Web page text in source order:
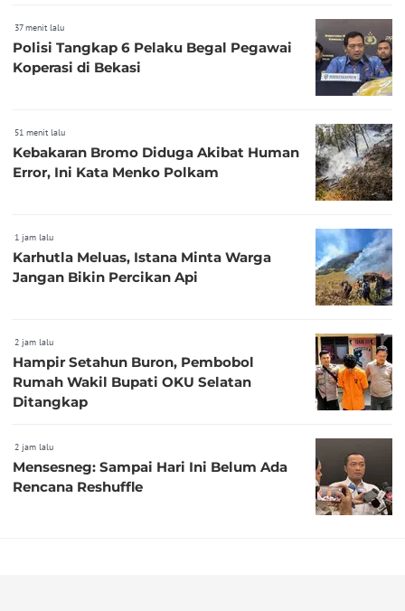
37 menit lalu
Polisi Tangkap 6 Pelaku Begal Pegawai
Koperasi di Bekasi
51 menit lalu
Kebakaran Bromo Diduga Akibat Human
Error, Ini Kata Menko Polkam
1 jam lalu
Karhutla Meluas, Istana Minta Warga
Jangan Bikin Percikan Api
2 jam lalu
Hampir Setahun Buron, Pembobol
Rumah Wakil Bupati OKU Selatan
Ditangkap
2 jam lalu
Mensesneg: Sampai Hari Ini Belum Ada
Rencana Reshuffle